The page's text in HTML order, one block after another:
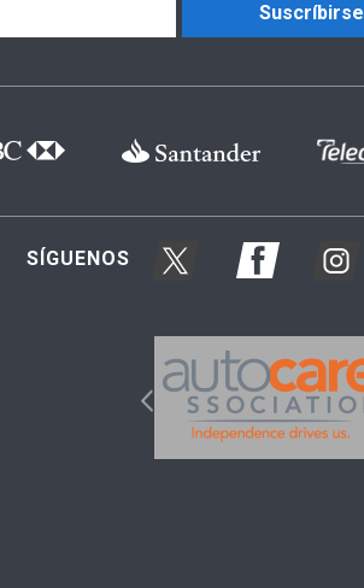
Suscríbirse
SÍGUENOS